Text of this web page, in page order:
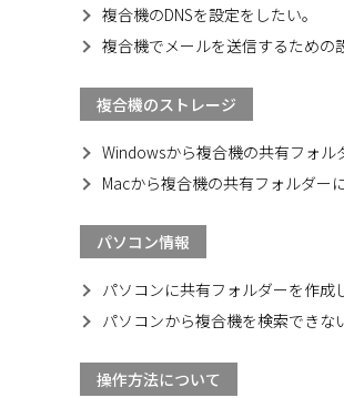
複合機のDNSを設定をしたい。
複合機でメールを送信するための
複合機のストレージ
Windowsから複合機の共有フォル
Macから複合機の共有フォルダー
パソコン情報
パソコンに共有フォルダーを作成
パソコンから複合機を検索できな
操作方法について